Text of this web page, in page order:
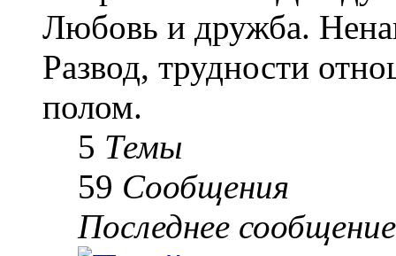
Любовь и дружба.
Развод, трудности
полом.
5 Темы
59 Сообщения
Последнее сообщение